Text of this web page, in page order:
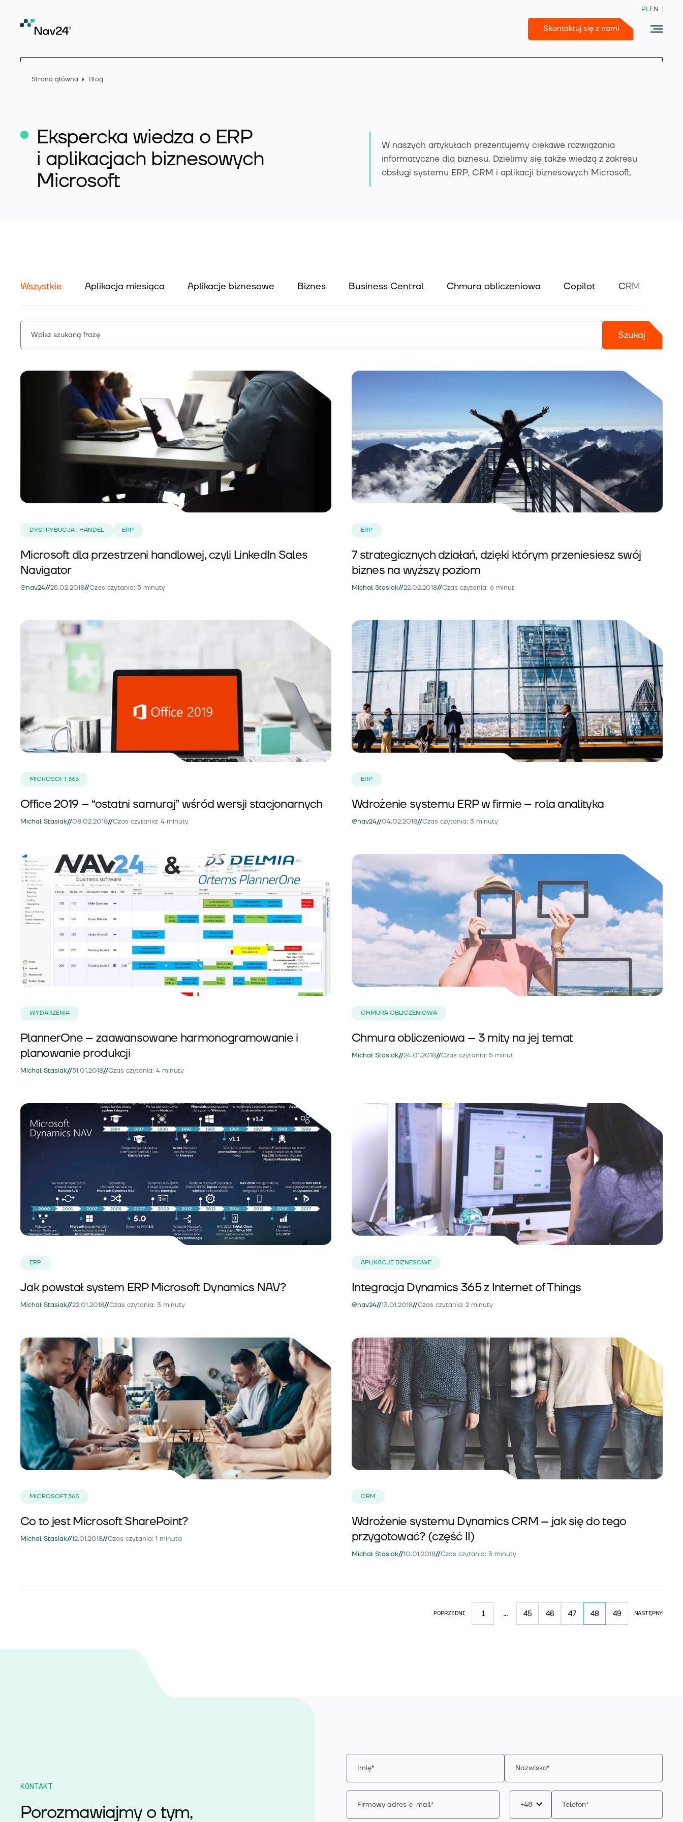
PLEN
Skontaktuj się z nami
Rozszerzenia
Wiedza
Strona główna Blog
Ekspercka wiedza o ERP
i aplikacjach biznesowych
Microsoft
W naszych artykułach prezentujemy ciekawe rozwiązania
informatyczne dla biznesu. Dzielimy się także wiedzą z zakresu
obsługi systemu ERP, CRM i aplikacji biznesowych Microsoft.
Wszystkie Aplikacja miesiąca Aplikacje biznesowe Biznes Business Central Chmura obliczeniowa Copilot CRM
Szukaj
DYSTRYBUCJA I HANDEL ERP
Microsoft dla przestrzeni handlowej, czyli LinkedIn Sales
Navigator
@nav24//25.02.2018//Czas czytania: 3 minuty
ERP
7 strategicznych działań, dzięki którym przeniesiesz swój
biznes na wyższy poziom
Michał Stasiak//22.02.2018//Czas czytania: 6 minut
MICROSOFT 365
Office 2019 – “ostatni samuraj” wśród wersji stacjonarnych
Michał Stasiak//08.02.2018//Czas czytania: 4 minuty
ERP
Wdrożenie systemu ERP w firmie – rola analityka
@nav24//04.02.2018//Czas czytania: 3 minuty
WYDARZENIA
PlannerOne – zaawansowane harmonogramowanie i
planowanie produkcji
Michał Stasiak//31.01.2018//Czas czytania: 4 minuty
CHMURA OBLICZENIOWA
Chmura obliczeniowa – 3 mity na jej temat
Michał Stasiak//24.01.2018//Czas czytania: 5 minut
ERP
Jak powstał system ERP Microsoft Dynamics NAV?
Michał Stasiak//22.01.2018//Czas czytania: 3 minuty
APLIKACJE BIZNESOWE
Integracja Dynamics 365 z Internet of Things
@nav24//13.01.2018//Czas czytania: 2 minuty
MICROSOFT 365
Co to jest Microsoft SharePoint?
Michał Stasiak//12.01.2018//Czas czytania: 1 minuta
CRM
Wdrożenie systemu Dynamics CRM – jak się do tego
przygotować? (część II)
Michał Stasiak//10.01.2018//Czas czytania: 3 minuty
POPRZEDNI 1 … 45 46 47 48 49 NASTĘPNY
KONTAKT
Porozmawiajmy o tym,